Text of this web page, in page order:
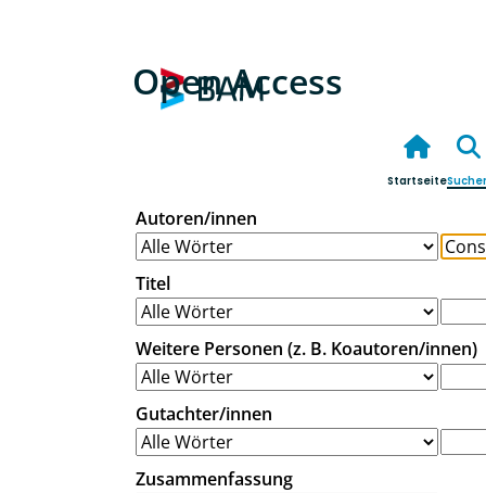
Open Access
Startseite
Autoren/innen
Titel
Weitere Personen (z. B. Koautoren/innen)
Gutachter/innen
Zusammenfassung